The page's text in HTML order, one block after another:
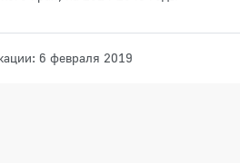
6 февраля 2019